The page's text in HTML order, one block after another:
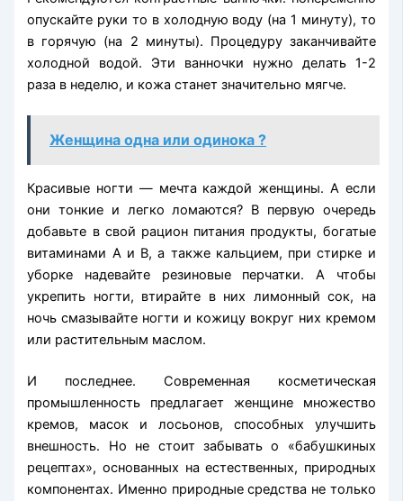
опускайте руки то в холодную воду (на 1 минуту), то
в горячую (на 2 минуты). Процедуру заканчивайте
холодной водой. Эти ванночки нужно делать 1-2
раза в неделю, и кожа станет значительно мягче.
Женщина одна или одинока ?
Красивые ногти — мечта каждой женщины. А если
они тонкие и легко ломаются? В первую очередь
добавьте в свой рацион питания продукты, богатые
витаминами А и В, а также кальцием, при стирке и
уборке надевайте резиновые перчатки. А чтобы
укрепить ногти, втирайте в них лимонный сок, на
ночь смазывайте ногти и кожицу вокруг них кремом
или растительным маслом.
И последнее. Современная косметическая
промышленность предлагает женщине множество
кремов, масок и лосьонов, способных улучшить
внешность. Но не стоит забывать о «бабушкиных
рецептах», основанных на естественных, природных
компонентах. Именно природные средства не только